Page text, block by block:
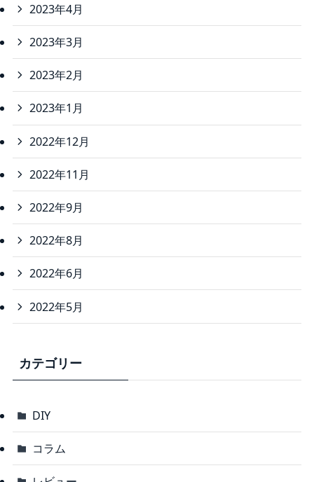
2023年4月
2023年3月
2023年2月
2023年1月
2022年12月
2022年11月
2022年9月
2022年8月
2022年6月
2022年5月
カテゴリー
DIY
コラム